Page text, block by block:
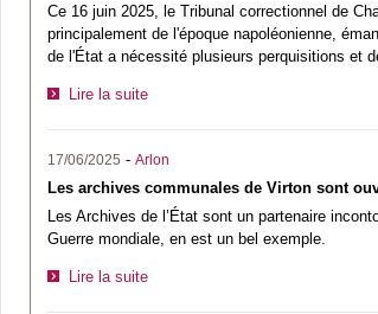
Ce 16 juin 2025, le Tribunal correctionnel de
principalement de l'époque napoléonienne,
de l'État a nécessité plusieurs perquisitions et
Lire la suite
17/06/2025 - Arlon
Les archives communales de Virton sont
Les Archives de l’État sont un partenaire
Guerre mondiale, en est un bel exemple.
Lire la suite